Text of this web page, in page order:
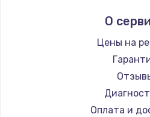
Bork
О
Цены на
Оплата и